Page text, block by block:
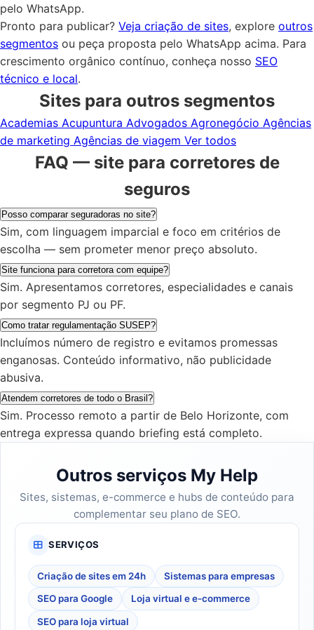
pelo WhatsApp.
Pronto para publicar? Veja criação de sites, explore outros
segmentos ou peça proposta pelo WhatsApp acima. Para
crescimento orgânico contínuo, conheça nosso SEO
técnico e local.
Sites para outros segmentos
Academias Acupuntura Advogados Agronegócio Agências
de marketing Agências de viagem Ver todos
FAQ — site para corretores de
seguros
Posso comparar seguradoras no site?
Sim, com linguagem imparcial e foco em critérios de
escolha — sem prometer menor preço absoluto.
Site funciona para corretora com equipe?
Sim. Apresentamos corretores, especialidades e canais
por segmento PJ ou PF.
Como tratar regulamentação SUSEP?
Incluímos número de registro e evitamos promessas
enganosas. Conteúdo informativo, não publicidade
abusiva.
Atendem corretores de todo o Brasil?
Sim. Processo remoto a partir de Belo Horizonte, com
entrega expressa quando briefing está completo.
Outros serviços My Help
Sites, sistemas, e-commerce e hubs de conteúdo para
complementar seu plano de SEO.
SERVIÇOS
Criação de sites em 24h Sistemas para empresas
SEO para Google Loja virtual e e-commerce
SEO para loja virtual